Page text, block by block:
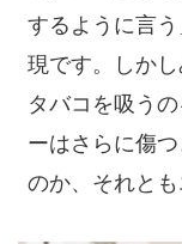
するように言
現です。しか
タバコを吸う
ーはさらに傷
のか、それと